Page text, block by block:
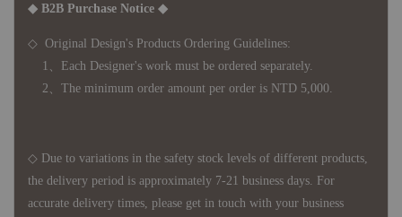
◆ B2B Purchase Notice ◆
◇ Original Design's Products Ordering Guidelines:
1、Each Designer's work must be ordered separately.
2、The minimum order amount per order is NTD 5,000.
◇ Due to variations in the safety stock levels of different products,
the delivery period is approximately 7-21 business days. For
accurate delivery times, please get in touch with your business